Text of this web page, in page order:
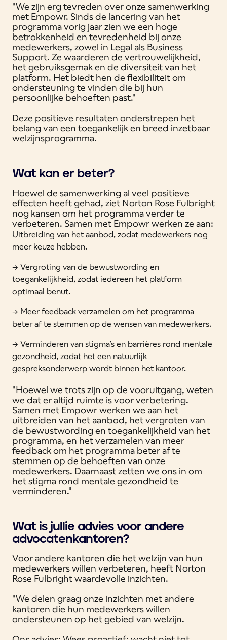
"We zijn erg tevreden over onze samenwerking
met Empowr. Sinds de lancering van het
programma vorig jaar zien we een hoge
betrokkenheid en tevredenheid bij onze
medewerkers, zowel in Legal als Business
Support. Ze waarderen de vertrouwelijkheid,
het gebruiksgemak en de diversiteit van het
platform. Het biedt hen de flexibiliteit om
ondersteuning te vinden die bij hun
persoonlijke behoeften past."
Deze positieve resultaten onderstrepen het
belang van een toegankelijk en breed inzetbaar
welzijnsprogramma.
Wat kan er beter?
Hoewel de samenwerking al veel positieve
effecten heeft gehad, ziet Norton Rose Fulbright
nog kansen om het programma verder te
verbeteren. Samen met Empowr werken ze aan:
Uitbreiding van het aanbod, zodat medewerkers nog
meer keuze hebben.
-> Vergroting van de bewustwording en
toegankelijkheid, zodat iedereen het platform
optimaal benut.
-> Meer feedback verzamelen om het programma
beter af te stemmen op de wensen van medewerkers.
-> Verminderen van stigma’s en barrières rond mentale
gezondheid, zodat het een natuurlijk
gespreksonderwerp wordt binnen het kantoor.
"Hoewel we trots zijn op de vooruitgang, weten
we dat er altijd ruimte is voor verbetering.
Samen met Empowr werken we aan het
uitbreiden van het aanbod, het vergroten van
de bewustwording en toegankelijkheid van het
programma, en het verzamelen van meer
feedback om het programma beter af te
stemmen op de behoeften van onze
medewerkers. Daarnaast zetten we ons in om
het stigma rond mentale gezondheid te
verminderen."
Wat is jullie advies voor andere
advocatenkantoren?
Voor andere kantoren die het welzijn van hun
medewerkers willen verbeteren, heeft Norton
Rose Fulbright waardevolle inzichten.
"We delen graag onze inzichten met andere
kantoren die hun medewerkers willen
ondersteunen op het gebied van welzijn.